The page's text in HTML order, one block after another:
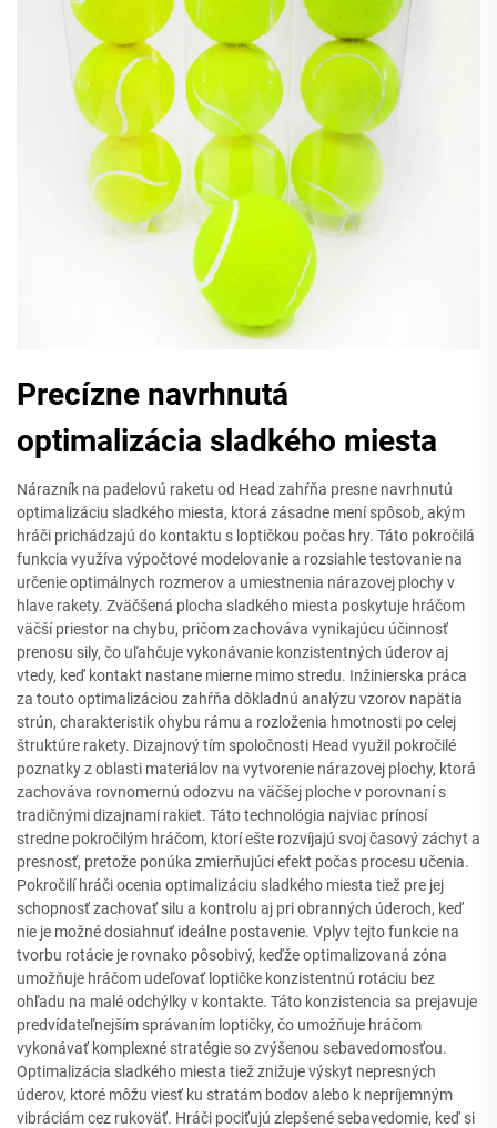
Precízne navrhnutá
optimalizácia sladkého miesta
Nárazník na padelovú raketu od Head zahŕňa presne navrhnutú
optimalizáciu sladkého miesta, ktorá zásadne mení spôsob, akým
hráči prichádzajú do kontaktu s loptičkou počas hry. Táto pokročilá
funkcia využíva výpočtové modelovanie a rozsiahle testovanie na
určenie optimálnych rozmerov a umiestnenia nárazovej plochy v
hlave rakety. Zväčšená plocha sladkého miesta poskytuje hráčom
väčší priestor na chybu, pričom zachováva vynikajúcu účinnosť
prenosu sily, čo uľahčuje vykonávanie konzistentných úderov aj
vtedy, keď kontakt nastane mierne mimo stredu. Inžinierska práca
za touto optimalizáciou zahŕňa dôkladnú analýzu vzorov napätia
strún, charakteristik ohybu rámu a rozloženia hmotnosti po celej
štruktúre rakety. Dizajnový tím spoločnosti Head využil pokročilé
poznatky z oblasti materiálov na vytvorenie nárazovej plochy, ktorá
zachováva rovnomernú odozvu na väčšej ploche v porovnaní s
tradičnými dizajnami rakiet. Táto technológia najviac prínosí
stredne pokročilým hráčom, ktorí ešte rozvíjajú svoj časový záchyt a
presnosť, pretože ponúka zmierňujúci efekt počas procesu učenia.
Pokročilí hráči ocenia optimalizáciu sladkého miesta tiež pre jej
schopnosť zachovať silu a kontrolu aj pri obranných úderoch, keď
nie je možné dosiahnuť ideálne postavenie. Vplyv tejto funkcie na
tvorbu rotácie je rovnako pôsobivý, keďže optimalizovaná zóna
umožňuje hráčom udeľovať loptičke konzistentnú rotáciu bez
ohľadu na malé odchýlky v kontakte. Táto konzistencia sa prejavuje
predvídateľnejším správaním loptičky, čo umožňuje hráčom
vykonávať komplexné stratégie so zvýšenou sebavedomosťou.
Optimalizácia sladkého miesta tiež znižuje výskyt nepresných
úderov, ktoré môžu viesť ku stratám bodov alebo k nepríjemným
vibráciám cez rukoväť. Hráči pociťujú zlepšené sebavedomie, keď si